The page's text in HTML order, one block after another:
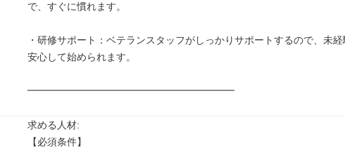
で、すぐに慣れます。
・研修サポート：ベテランスタッフがしっかりサポートするので、未経
安心して始められます。
━━━━━━━━━━━━━━━━━━━━━
求める人材:
【必須条件】